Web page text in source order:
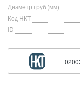
Диаметр труб (мм)
Код НКТ
ID